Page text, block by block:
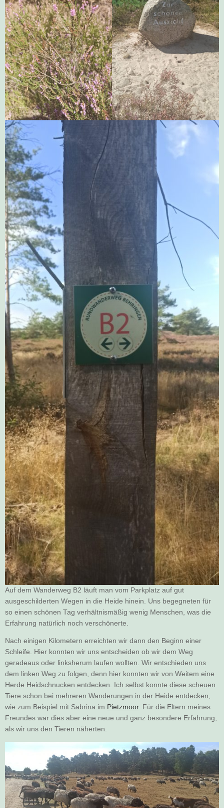
Auf dem Wanderweg B2 läuft man vom Parkplatz auf gut
ausgeschilderten Wegen in die Heide hinein. Uns begegneten für
so einen schönen Tag verhältnismäßig wenig Menschen, was die
Erfahrung natürlich noch verschönerte.
Nach einigen Kilometern erreichten wir dann den Beginn einer
Schleife. Hier konnten wir uns entscheiden ob wir dem Weg
geradeaus oder linksherum laufen wollten. Wir entschieden uns
dem linken Weg zu folgen, denn hier konnten wir von Weitem eine
Herde Heidschnucken entdecken. Ich selbst konnte diese scheuen
Tiere schon bei mehreren Wanderungen in der Heide entdecken,
wie zum Beispiel mit Sabrina im Pietzmoor. Für die Eltern meines
Freundes war dies aber eine neue und ganz besondere Erfahrung,
als wir uns den Tieren näherten.